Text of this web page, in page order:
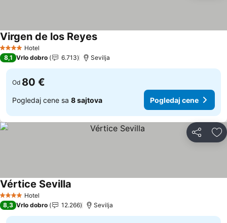
4 ZvezdiceHotel
Virgen de los ReyesPogledaj cene
8,1 Vrlo dobro 6.713 Sevilja
Od 80 €
Pogledaj cene sa 8 sajtova Pogledaj cene
Deli
4 ZvezdiceHotel
Vértice Sevilla
8,3 Vrlo dobro 12.266 Sevilja